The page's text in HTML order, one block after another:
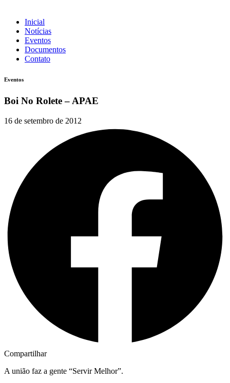
Inicial
Notícias
Eventos
Documentos
Contato
Eventos
Boi No Rolete – APAE
16 de setembro de 2012
Compartilhar
A união faz a gente “Servir Melhor”.